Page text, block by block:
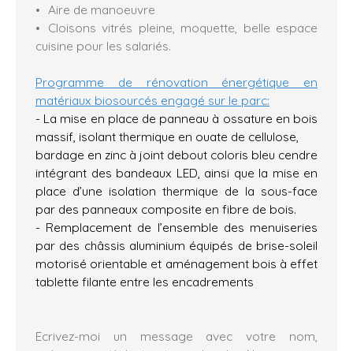
Aire de manoeuvre
Cloisons vitrés pleine, moquette, belle espace
cuisine pour les salariés.
Programme de rénovation énergétique en
matériaux biosourcés engagé sur le parc:
- La mise en place de panneau à ossature en bois
massif, isolant thermique en ouate de cellulose,
bardage en zinc à joint debout coloris bleu cendre
intégrant des bandeaux LED, ainsi que la mise en
place d’une isolation thermique de la sous-face
par des panneaux composite en fibre de bois.
- Remplacement de l’ensemble des menuiseries
par des châssis aluminium équipés de brise-soleil
motorisé orientable et aménagement bois à effet
tablette filante entre les encadrements
Ecrivez-moi un message avec votre nom,